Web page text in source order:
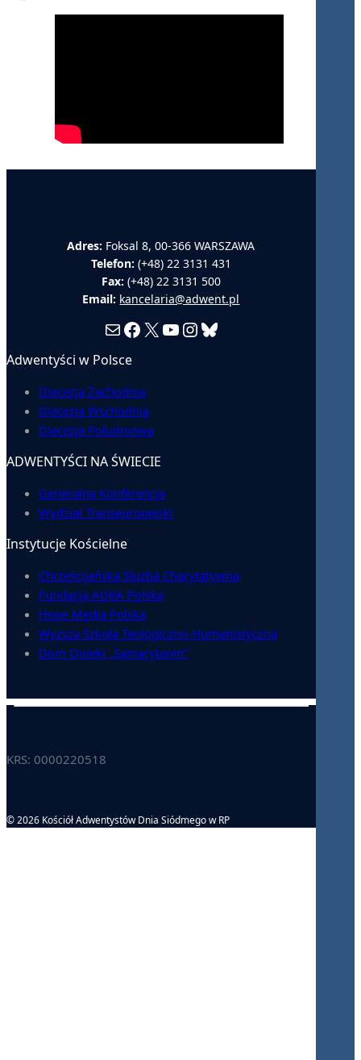
Adres: Foksal 8, 00-366 WARSZAWA
Telefon: (+48) 22 3131 431
Fax: (+48) 22 3131 500
Email: kancelaria@adwent.pl
MailFacebook
X YouTube
Instagram
Bluesky
Adwentyści w Polsce
Diecezja Zachodnia
Diecezja Wschodnia
Diecezja Południowa
ADWENTYŚCI NA ŚWIECIE
Generalna Konferencja
Wydział Transeuropejski
Instytucje Kościelne
Chrześcijańska Służba Charytatywna
Fundacja ADRA Polska
Hope Media Polska
Wyższa Szkoła Teologiczno-Humanistyczna
Dom Opieki „Samarytanin”
KRS: 0000220518
© 2026 Kościół Adwentystów Dnia Siódmego w RP